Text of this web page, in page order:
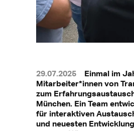
29.07.2025
Einmal im
Mitarbeiter*innen von
zum
München. Ein Team
für interaktiven
und neuesten